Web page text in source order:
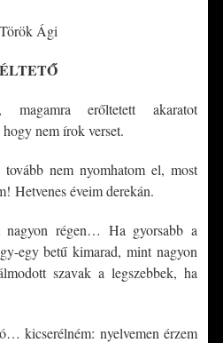
Török Ági
ÉLTETŐ
magamra erőltetett akaratot
nem írok verset.
nem nyomhatom el, most
Hetvenes éveim derekán.
nagyon régen… Ha gyorsabb a
egy betű kimarad, mint nagyon
szavak a legszebbek, ha
kicserélném: nyelvemen érzem